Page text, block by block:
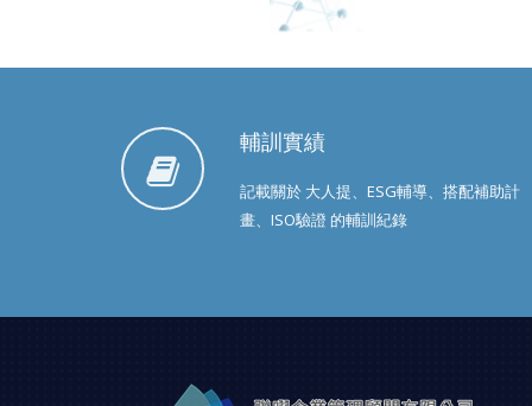
輔訓實績
記載關於 大人提、ESG輔導、搭配補助計
畫、ISO驗證 的輔訓紀錄